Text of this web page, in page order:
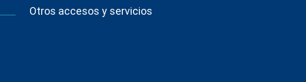
Otros accesos y servicios